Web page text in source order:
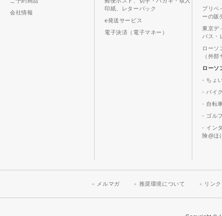
会社情報
印紙、レターパック
e発送サービス
電子決済（電子マネー）
プリペ
ーの販
東京デ
バス・
ローソ
（外
ローソ
- ちょ
- バイ
- 自転
- ゴル
- イン
険@ほ
メルマガ 推奨環境について リン